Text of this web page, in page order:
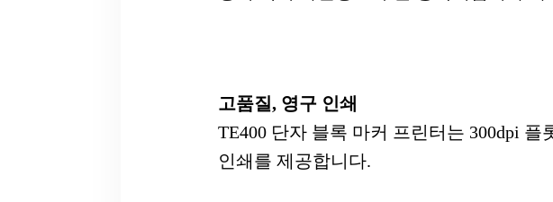
고품질, 영구 인쇄
TE400 단자 블록 마커 프린터는 300dpi
인쇄를 제공합니다.